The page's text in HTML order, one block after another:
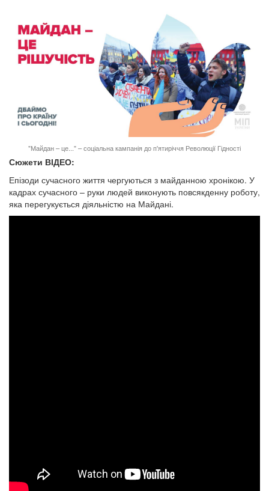
"Майдан – це..." – соціальна кампанія до п'ятиріччя Революції Гідності
Сюжети ВІДЕО:
Епізоди сучасного життя чергуються з майданною хронікою. У
кадрах сучасного – руки людей виконують повсякденну роботу,
яка перегукується діяльністю на Майдані.